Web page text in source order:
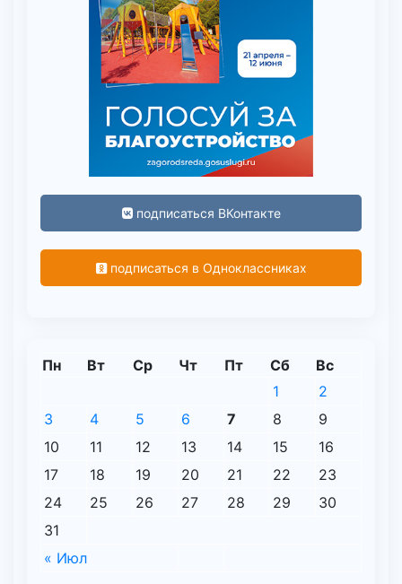
подписаться ВКонтакте
подписаться в Одноклассниках
Пн Вт Ср Чт Пт Сб Вс
« Июл
1
2
3
4 5 6 7 8
9
10
11 12 13 14 15
16
17
18 19 20 21 22
23
24
25 26 27 28 29
30
31